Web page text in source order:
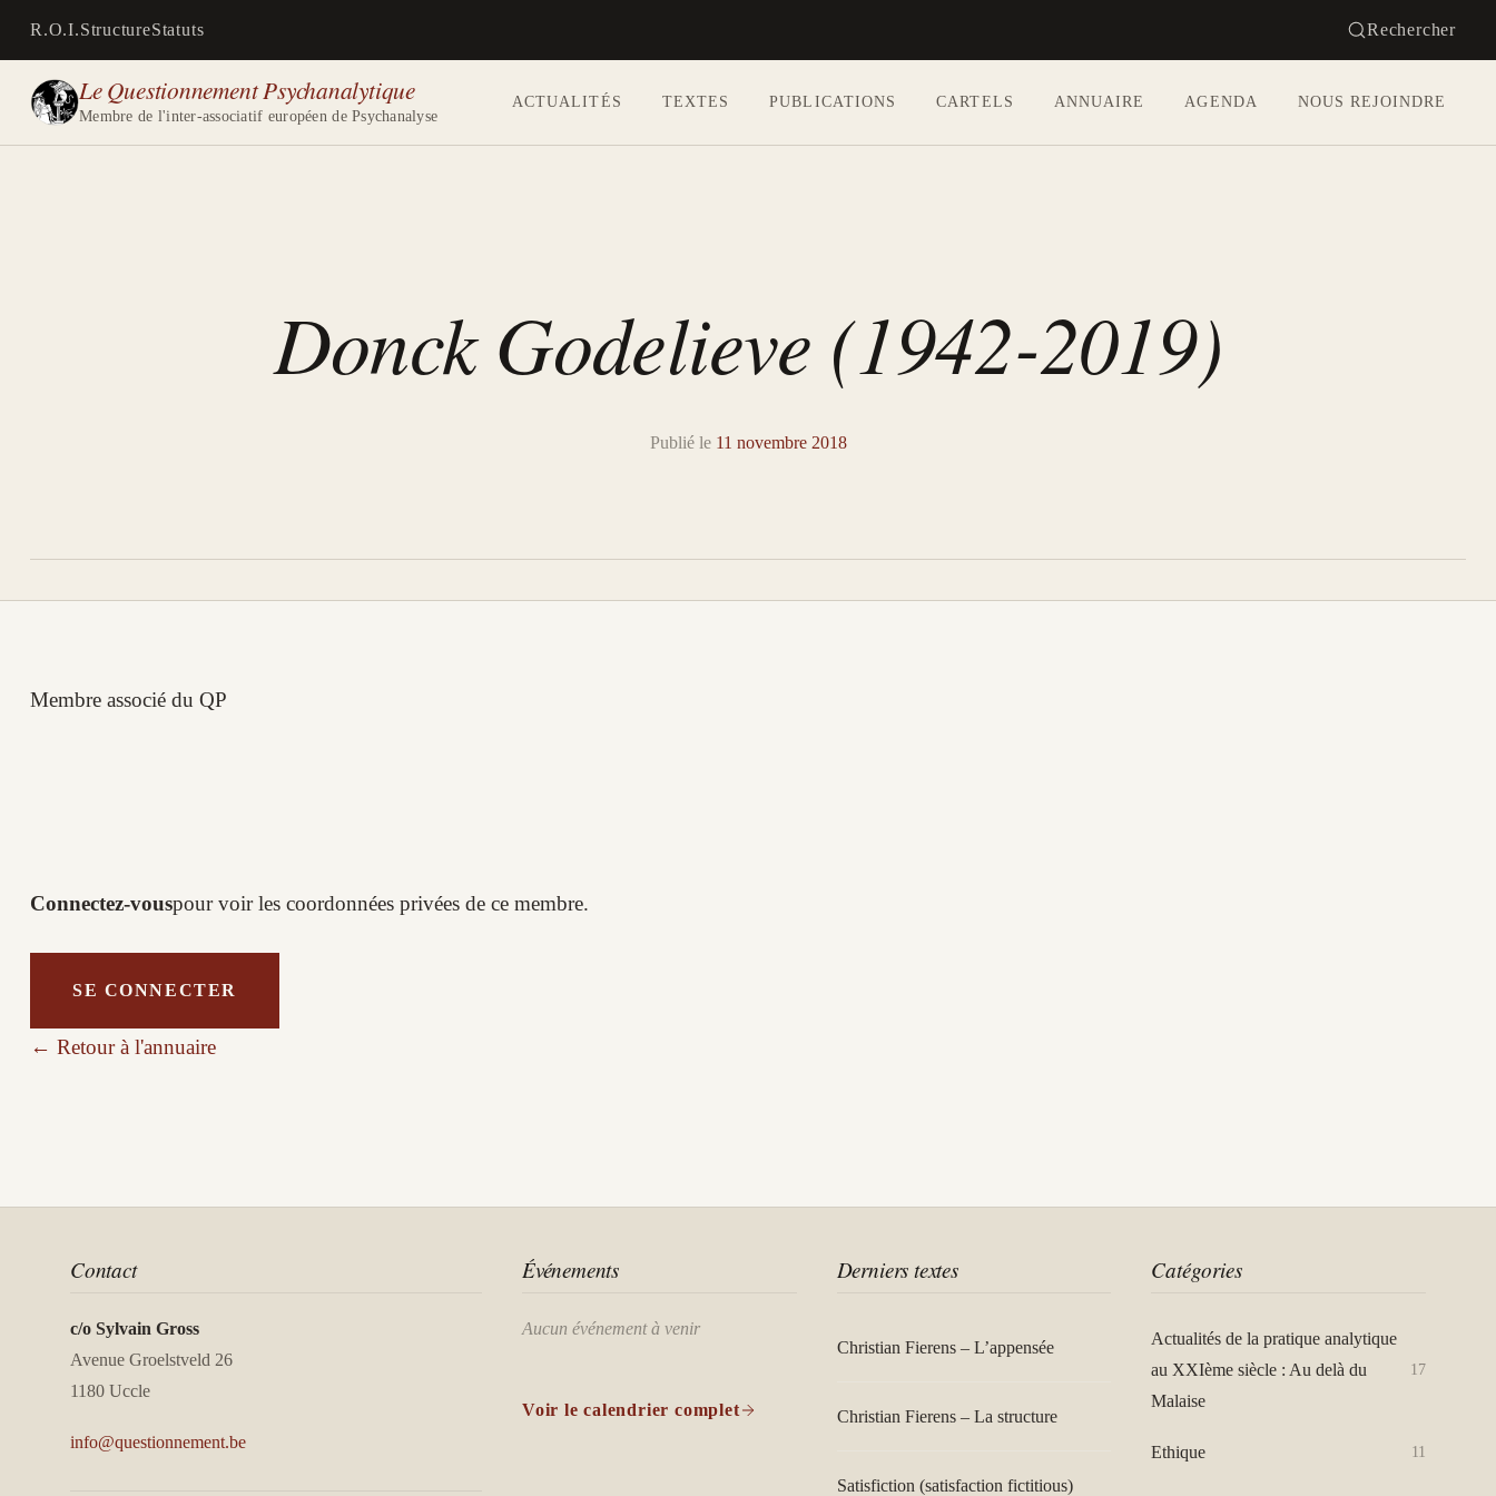
R.O.I.StructureStatuts Rechercher
Le Questionnement Psychanalytique
Membre de l'inter-associatif européen de Psychanalyse
ACTUALITÉS TEXTES PUBLICATIONS CARTELS ANNUAIRE AGENDA NOUS REJOINDRE
Donck Godelieve (1942-2019)
Publié le 11 novembre 2018
Membre associé du QP
Connectez-vouspour voir les coordonnées privées de ce membre.
SE CONNECTER
← Retour à l'annuaire
Contact
c/o Sylvain Gross
Avenue Groelstveld 26
1180 Uccle
info@questionnement.be
Événements
Aucun événement à venir
Voir le calendrier complet
Derniers textes
Christian Fierens – L’appensée
Christian Fierens – La structure
Satisfiction (satisfaction fictitious)
Catégories
Actualités de la pratique analytique
au XXIème siècle : Au delà du
Malaise
17
Ethique 11